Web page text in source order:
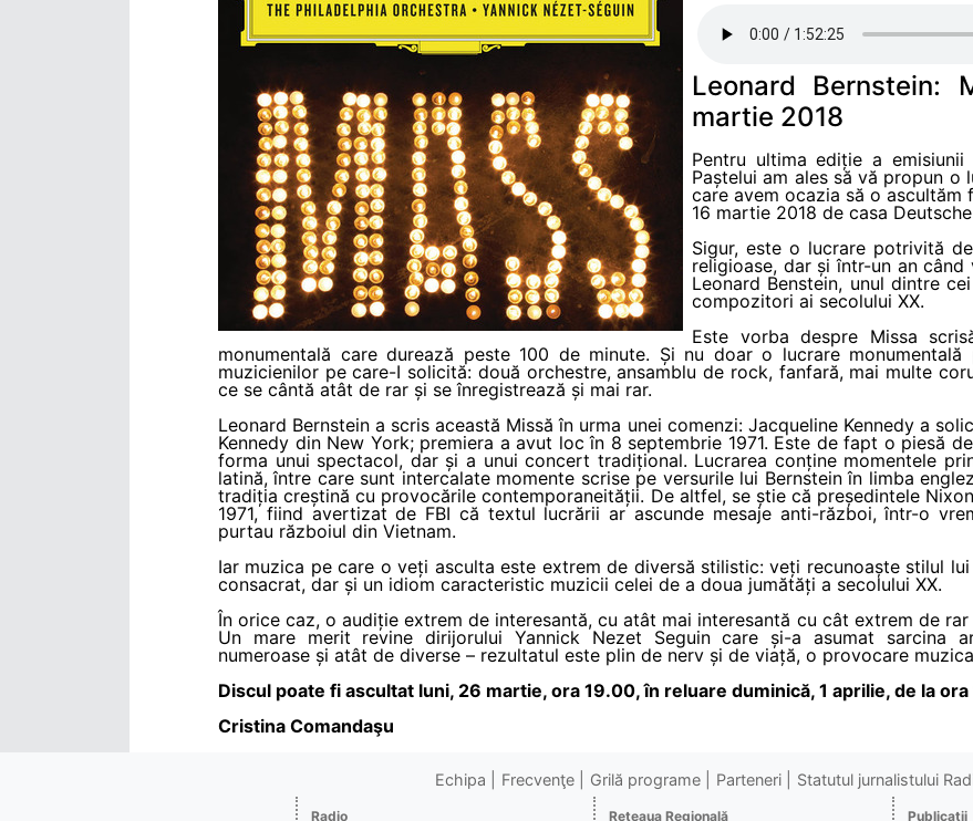
Leonard
martie 2018
Pentru ultima ediție a
Paștelui am ales să vă propun o
care avem ocazia să o
16 martie 2018 de casa
Sigur, este o lucrare potrivită
religioase, dar și într-un an
Leonard Benstein, unul dintre
compozitori ai secolului XX.
Este vorba despre Missa
monumentală care durează peste 100 de minute. Și nu doar o lucrare
muzicienilor pe care-I solicită: două orchestre, ansamblu de rock, fanfară, mai multe
ce se cântă atât de rar și se înregistrează și mai rar.
Leonard Bernstein a scris această Missă în urma unei comenzi: Jacqueline Kennedy a
Kennedy din New York; premiera a avut loc în 8 septembrie 1971. Este de fapt o piesă
forma unui spectacol, dar și a unui concert tradițional. Lucrarea conține momentele
latină, între care sunt intercalate momente scrise pe versurile lui Bernstein în limba
tradiția creștină cu provocările contemporaneității. De altfel, se știe că președintele
1971, fiind avertizat de FBI că textul lucrării ar ascunde mesaje anti-război, într-o
purtau războiul din Vietnam.
Iar muzica pe care o veți asculta este extrem de diversă stilistic: veți recunoaște stilul
consacrat, dar și un idiom caracteristic muzicii celei de a doua jumătăți a secolului XX.
În orice caz, o audiție extrem de interesantă, cu atât mai interesantă cu cât extrem de
Un mare merit revine dirijorului Yannick Nezet Seguin care și-a asumat sarcina
numeroase și atât de diverse – rezultatul este plin de nerv și de viață, o provocare
Discul poate fi ascultat luni, 26 martie, ora 19.00, în reluare duminică, 1 aprilie, de la
Cristina Comandaşu
Echipa Frecvenţe Grilă programe Parteneri Statutul jurnalistului
Radio Reţeaua Regională Publicaţii